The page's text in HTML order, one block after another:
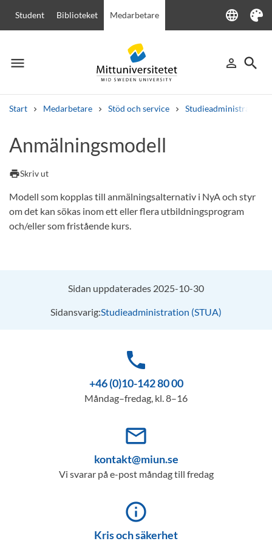
Student Biblioteket Medarbetare language
Language
Tema
menu
Meny person_outline
Logga in
search
Sök
Start Medarbetare Stöd och service Studieadministration
Andra söktjänster
Kurser och program
Anmälningsmodell
printSkriv ut
Modell som kopplas till anmälningsalternativ i NyA och styr
om det kan sökas inom ett eller flera utbildningsprogram
och/eller som fristående kurs.
Sidan uppdaterades 2025-10-30
Sidansvarig:Studieadministration (STUA)
phone
+46 (0)10-142 80 00
Måndag–fredag, kl. 8–16
mail_outline
kontakt@miun.se
Vi svarar på e-post måndag till fredag
info_outline
Kris och säkerhet